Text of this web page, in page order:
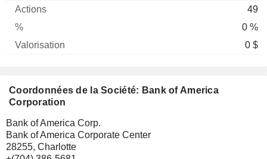
49
0 %
0 $
Coordonnées de la Société: Bank of America
Corporation
Bank of America Corp.
Bank of America Corporate Center
28255, Charlotte